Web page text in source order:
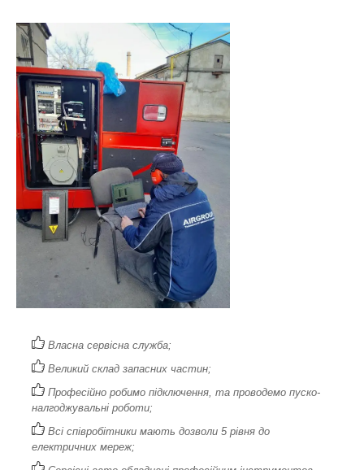
Власна сервісна служба;
Великий склад запасних частин;
Професійно робимо підключення, та проводемо пуско-
налгоджувальні роботи;
Всі співробітники мають дозволи 5 рівня до
електричних мереж;